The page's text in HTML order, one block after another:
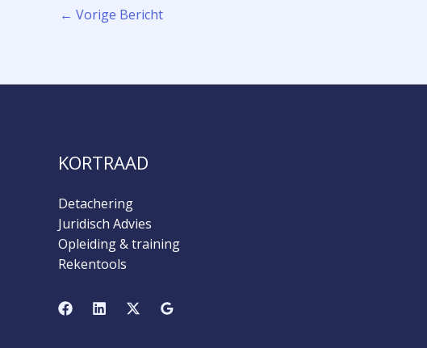
← Vorige Bericht
KORTRAAD
Detachering
Juridisch Advies
Opleiding & training
Rekentools